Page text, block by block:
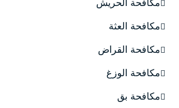
مكافحة الحريش
مكافحة العثة
مكافحة القراض
مكافحة الوزغ
مكافحة بق